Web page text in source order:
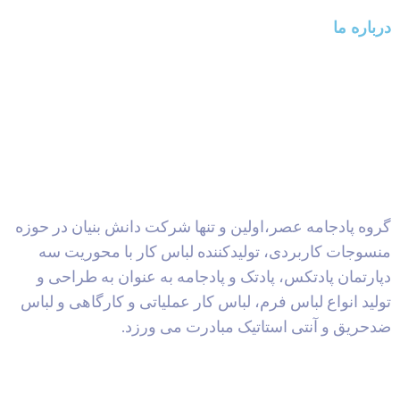
درباره ما
گروه پادجامه عصر،اولین و تنها شرکت دانش بنیان در حوزه
منسوجات کاربردی، تولیدکننده لباس کار با محوریت سه
دپارتمان پادتکس، پادتک و پادجامه به عنوان به طراحی و
تولید انواع لباس فرم، لباس کار عملیاتی و کارگاهی و لباس
ضدحریق و آنتی استاتیک مبادرت می ورزد.